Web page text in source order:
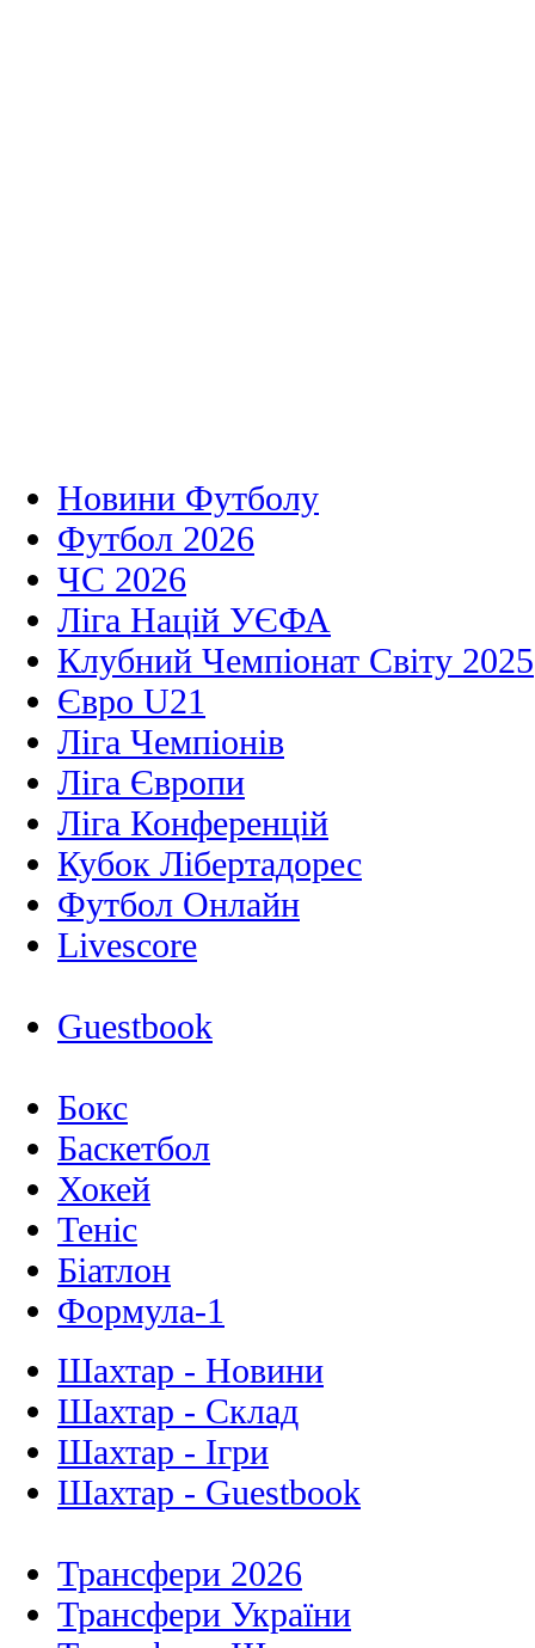
Новини Футболу
Футбол 2026
ЧС 2026
Ліга Націй УЄФА
Клубний Чемпіонат Світу 2025
Євро U21
Ліга Чемпіонів
Ліга Європи
Ліга Конференцій
Кубок Лібертадорес
Футбол Онлайн
Livescore
Guestbook
Бокс
Баскетбол
Хокей
Теніс
Біатлон
Формула-1
Шахтар - Новини
Шахтар - Склад
Шахтар - Ігри
Шахтар - Guestbook
Трансфери 2026
Трансфери України